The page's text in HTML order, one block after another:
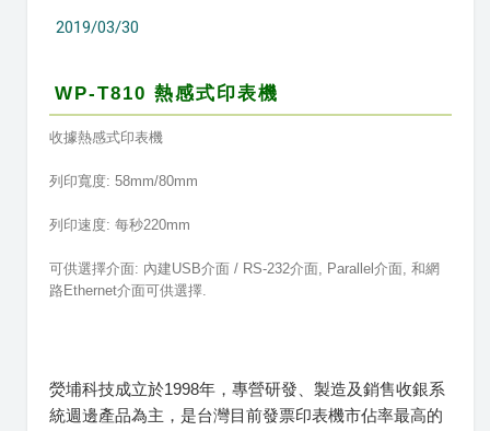
2019/03/30
WP-T810 熱感式印表機
收據熱感式印表機
列印寬度: 58mm/80mm
列印速度: 每秒220mm
可供選擇介面: 內建USB介面 / RS-232介面, Parallel介面, 和網
路Ethernet介面可供選擇.
熒埔科技成立於1998年，專營研發、製造及銷售收銀系
統週邊產品為主，是台灣目前發票印表機市佔率最高的